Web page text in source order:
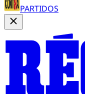
PARTIDOS